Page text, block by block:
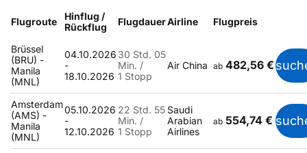
Flugroute
Hinflug /
Rückflug
FlugdauerAirline Flugpreis
Brüssel
(BRU) -
Manila
(MNL)
04.10.2026
-
18.10.2026
30 Std. 05
Min. /
1 Stopp
Air China ab 482,56 €
Amsterdam
(AMS) -
Manila
(MNL)
05.10.2026
-
12.10.2026
22 Std. 55
Min. /
1 Stopp
Saudi
Arabian
Airlines
ab 554,74 €